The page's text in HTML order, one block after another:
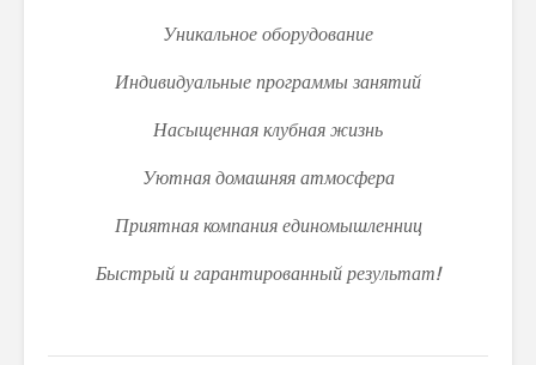
Уникальное оборудование
Индивидуальные программы занятий
Насыщенная клубная жизнь
Уютная домашняя атмосфера
Приятная компания единомышленниц
Быстрый и гарантированный результат!